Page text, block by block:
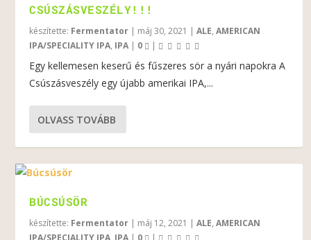
CSÚSZÁSVESZÉLY!!!
készítette: Fermentator | máj 30, 2021 |ALE,AMERICAN
IPA/SPECIALITY IPA, IPA | 0 |
Egy kellemesen keserű és fűszeres sör a nyári napokra A
Csúszásveszély egy újabb amerikai IPA,...
OLVASS TOVÁBB
BÚCSÚSÖR
készítette: Fermentator | máj 12, 2021 |ALE,AMERICAN
IPA/SPECIALITY IPA IPA | 0 |